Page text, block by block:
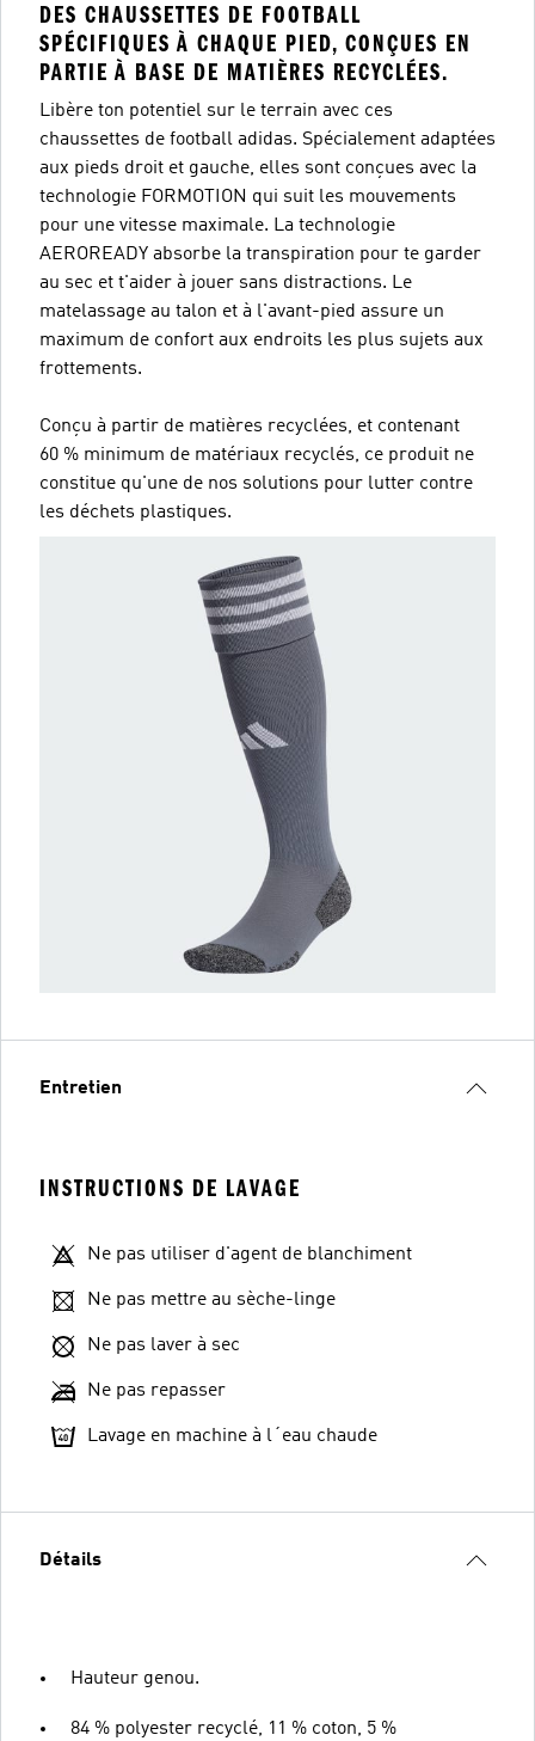
DES CHAUSSETTES DE FOOTBALL
SPÉCIFIQUES À CHAQUE PIED, CONÇUES EN
PARTIE À BASE DE MATIÈRES RECYCLÉES.
Libère ton potentiel sur le terrain avec ces
chaussettes de football adidas. Spécialement adaptées
aux pieds droit et gauche, elles sont conçues avec la
technologie FORMOTION qui suit les mouvements
pour une vitesse maximale. La technologie
AEROREADY absorbe la transpiration pour te garder
au sec et t'aider à jouer sans distractions. Le
matelassage au talon et à l'avant-pied assure un
maximum de confort aux endroits les plus sujets aux
frottements.
Conçu à partir de matières recyclées, et contenant
60 % minimum de matériaux recyclés, ce produit ne
constitue qu'une de nos solutions pour lutter contre
les déchets plastiques.
Entretien
INSTRUCTIONS DE LAVAGE
Ne pas utiliser d'agent de blanchiment
Ne pas mettre au sèche-linge
Ne pas laver à sec
Ne pas repasser
Lavage en machine à l´eau chaude
Détails
Hauteur genou.
84 % polyester recyclé, 11 % coton, 5 %